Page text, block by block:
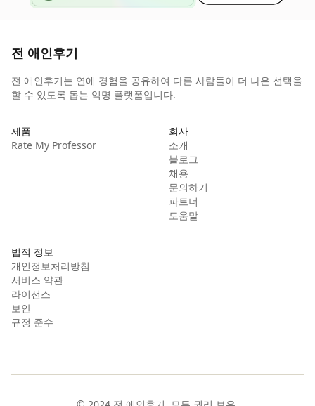
전 애인후기
전 애인후기는 연애 경험을 공유하여 다른 사람들이 더 나은 선택을
할 수 있도록 돕는 익명 플랫폼입니다.
제품
Rate My Professor
회사
소개
블로그
채용
문의하기
파트너
도움말
법적 정보
개인정보처리방침
서비스 약관
라이선스
보안
규정 준수